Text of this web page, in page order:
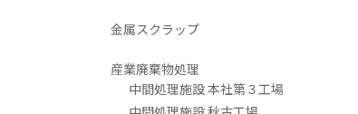
金属スクラップ
産業廃棄物処理
中間処理施設 本社第３工場